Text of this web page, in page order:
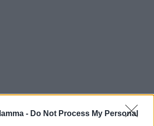
- Do Not Process My Personal